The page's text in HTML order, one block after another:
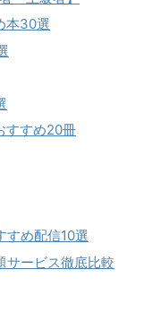
本30選
すすめ20冊
すめ配信10選
サービス徹底比較